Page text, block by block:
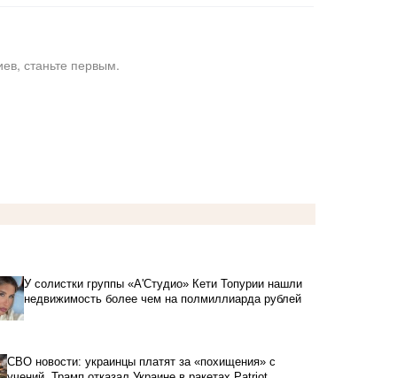
станьте первым.
У солистки группы «А'Студио» Кети Топурии нашли
недвижимость более чем на полмиллиарда рублей
СВО новости: украинцы платят за «похищения» с